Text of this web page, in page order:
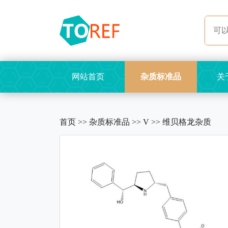
网站首页 杂质标准品 关
首页 >> 杂质标准品 >> V >> 维贝格龙杂质